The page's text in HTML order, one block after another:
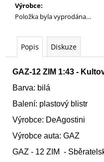
Výrobce:
Položka byla vyprodána…
Popis Diskuze
GAZ-12 ZIM 1:43 -
Barva: bilá
Balení: plastový blistr
Výrobce: DeAgostini
Výrobce auta: GAZ
GAZ - 12 ZIM -
WARHAMMER
TAU
FARSIGHT
CADRE
TAU
FARSIGHT
4
499
Kč